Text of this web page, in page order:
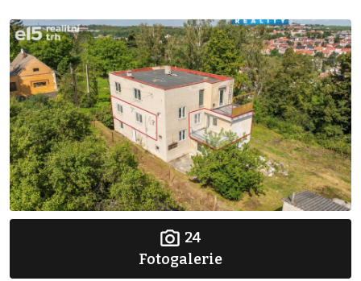
24
Fotogalerie